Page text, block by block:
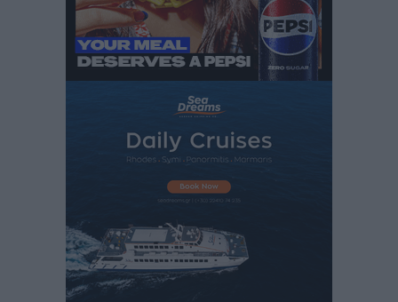
Τοπικές Ειδήσεις• πριν 5 ώρες
Ρόδος: «Βουλιάζει» από τουρίστες – Πάνω από 1 εκατ.
επιβάτες και 55 κρουαζιερόπλοια
πριν 5 ώρες
Γ’ Εθνική Κατηγορία: Οι ημερομηνίες των
Συνελήφθησαν δύο άτομα στην Κάρπαθο για άγρα
πελατών
Τοπικές Ειδήσεις• πριν 11 ώρες